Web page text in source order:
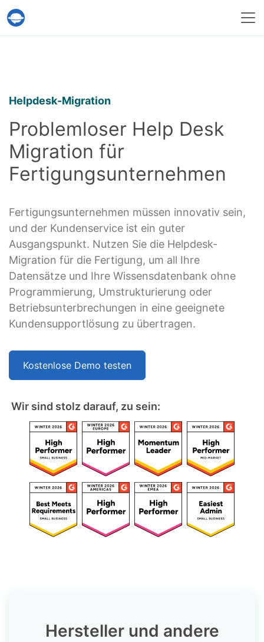
Help Desk Migration
Helpdesk-Migration
Problemloser Help Desk
Migration für
Fertigungsunternehmen
Fertigungsunternehmen müssen innovativ sein,
und der Kundenservice ist ein guter
Ausgangspunkt. Nutzen Sie die Helpdesk-
Migration für die Fertigung, um all Ihre
Datensätze und Ihre Wissensdatenbank ohne
Programmierung, Umstrukturierung oder
Betriebsunterbrechungen in eine geeignete
Kundensupportlösung zu übertragen.
Kostenlose Demo testen
Wir sind stolz darauf, zu sein:
Hersteller und andere